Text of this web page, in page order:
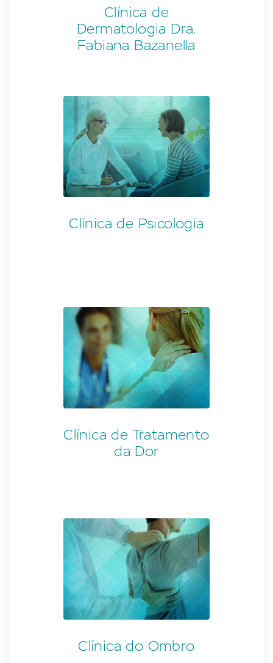
Clínica de
Dermatologia Dra.
Fabiana Bazanella
Clínica de Psicologia
Clínica de Tratamento
da Dor
Clínica do Ombro